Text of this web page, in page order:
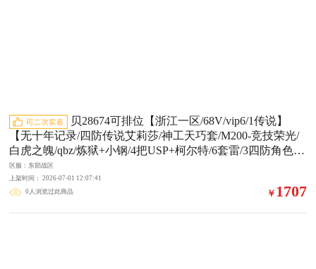
【无十年记录/四防传说艾莉莎/神工天巧套/M200-竞技荣光/
白虎之魄/qbz/炼狱+小钢/4把USP+柯尔特/6套雷/3四防角色/
雷神三件套/黑骑士三件套】【USP-神工天巧4】【QBZ03-金
色蔷薇】【M4A1-雷神2/M4A1-雷神音效卡/雷神-暗月】【Ba
rrett-毁灭2/毁灭-魔灵皮肤/毁灭-虹光风暴 皮肤/毁灭-暗月】
区服：东部战区
上架时间： 2026-07-01 12:07:41
0人浏览过此商品
￥ 1707